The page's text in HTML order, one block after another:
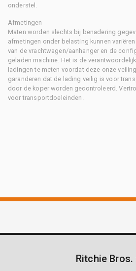
onderstel.
Afmetingen
Maten worden slechts bij benadering
afmetingen onder belasting kunnen
van de vrachtwagen/aanhanger en de
geladen machine. Het is de
ladingen te meten voordat deze onze
garanderen dat de lading veilig is voor
door de koper worden gecontroleerd.
voor transportdoeleinden.
Ritchie Bros.